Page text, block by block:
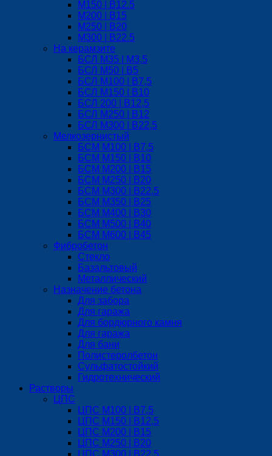
М150 | B12.5
М200 | В15
М250 | В20
М300 | B22.5
На керамзите
БСЛ M35 | М3,5
БСЛ M50 | B5
БСЛ M100 | B7,5
БСЛ M150 | B10
БСЛ 200 | B12,5
БСЛ М250 | B12
БСЛ M300 | B22,5
Мелкозернистый
БСМ М100 | B7,5
БСМ M150 | B10
БСМ М200 | B15
БСМ М250 | B20
БСМ M300 | B22,5
БСМ M350 | B25
БСМ М400 | B30
БСМ M500 | B40
БСМ M600 | B45
Фибробетон
Стекло
Базальтовый
Металлический
Назначение бетона
Для забора
Для гаража
Для бордюрного камня
Для гаража
Для бани
Полистеролбетон
Сульфатостойкий
Гидротехнический
Растворы
ЦПС
ЦПС М100 | B7,5
ЦПС М150 | B12,5
ЦПС М200 | B15
ЦПС М250 | B20
ЦПС М300 | B22.5